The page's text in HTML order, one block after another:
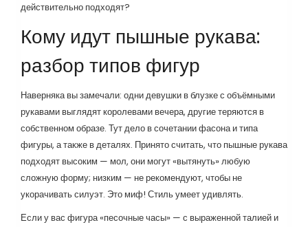
действительно подходят?
Кому идут пышные рукава:
разбор типов фигур
Наверняка вы замечали: одни девушки в блузке с объёмными
рукавами выглядят королевами вечера, другие теряются в
собственном образе. Тут дело в сочетании фасона и типа
фигуры, а также в деталях. Принято считать, что пышные рукава
подходят высоким — мол, они могут «вытянуть» любую
сложную форму; низким — не рекомендуют, чтобы не
укорачивать силуэт. Это миф! Стиль умеет удивлять.
Если у вас фигура «песочные часы» — с выраженной талией и